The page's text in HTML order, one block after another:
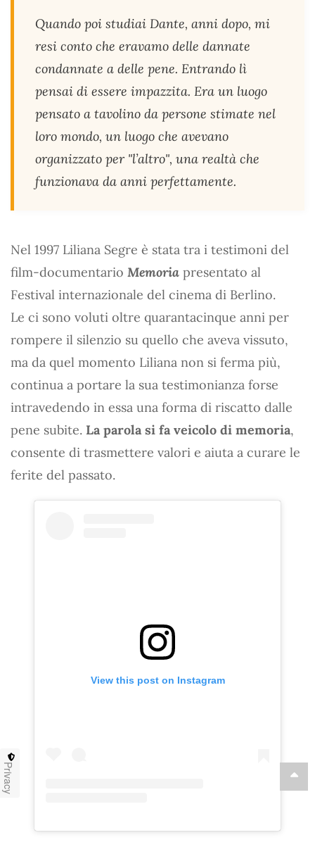
Quando poi studiai Dante, anni dopo, mi
resi conto che eravamo delle dannate
condannate a delle pene. Entrando lì
pensai di essere impazzita. Era un luogo
pensato a tavolino da persone stimate nel
loro mondo, un luogo che avevano
organizzato per "l’altro", una realtà che
funzionava da anni perfettamente.
Nel 1997 Liliana Segre è stata tra i testimoni del
film-documentario Memoria presentato al
Festival internazionale del cinema di Berlino.
Le ci sono voluti oltre quarantacinque anni per
rompere il silenzio su quello che aveva vissuto,
ma da quel momento Liliana non si ferma più,
continua a portare la sua testimonianza forse
intravedendo in essa una forma di riscatto dalle
pene subite. La parola si fa veicolo di memoria,
consente di trasmettere valori e aiuta a curare le
ferite del passato.
View this post on Instagram
Privacy